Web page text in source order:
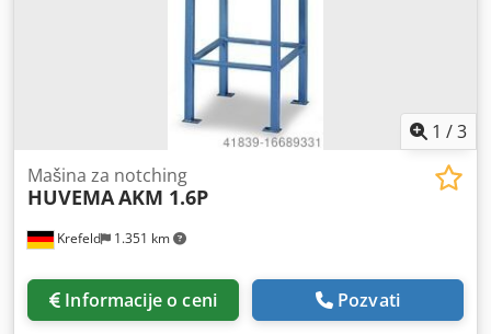
1 /3
Krefeld 1.351 km
Mašina za notching
HUVEMAAKM 1.6P
Informacije o ceni Pozvati